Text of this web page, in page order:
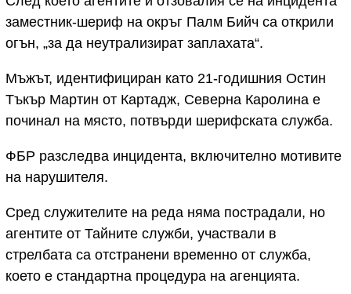
заместник-шериф на окръг Палм Бийч са открили
огън, „за да неутрализират заплахата“.
Мъжът, идентифициран като 21-годишния Остин
Тъкър Мартин от Картадж, Северна Каролина е
починал на място, потвърди шерифската служба.
ФБР разследва инцидента, включително мотивите
на нарушителя.
Сред служителите на реда няма пострадали, но
агентите от Тайните служби, участвали в
стрелбата са отстранени временно от служба,
което е стандартна процедура на агенцията.